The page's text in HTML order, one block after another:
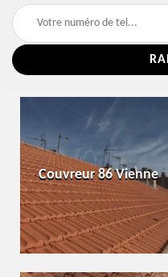
Couvreur 86 Vienne